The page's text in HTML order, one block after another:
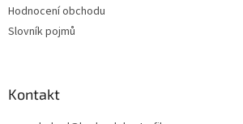
Hodnocení obchodu
Slovník pojmů
Kontakt